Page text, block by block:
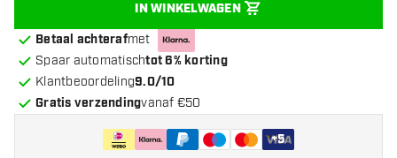
IN WINKELWAGEN
Betaal achterafmet
Spaar automatischtot 6% korting
Klantbeoordeling9.0/10
Gratis verzendingvanaf €50
+5